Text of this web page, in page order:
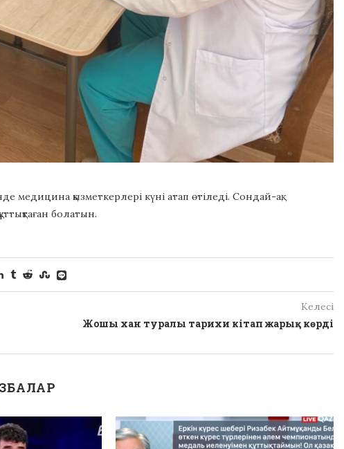
медицина қызметкерлері күні атап өтіледі. Сондай-ақ,
болатын.
Келесі
Жошы хан туралы тарихи кітап жарық көрді